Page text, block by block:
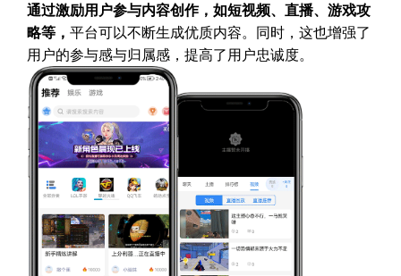
通过激励用户参与内容创作，如短视频、直播、游戏攻
略等， 平台可以不断生成优质内容。同时，这也增强了
用户的参与感与归属感，提高了用户忠诚度。